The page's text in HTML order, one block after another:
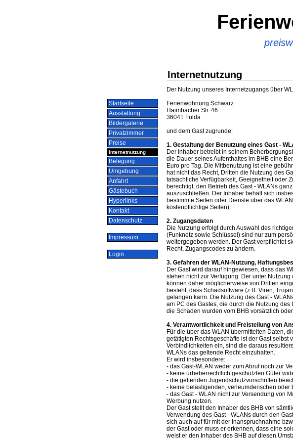
Startseite
Ausstattung
Bildergalerie
Privatzimmer
Preise
Internetnutzung
Belegung
Umgebung
Anfahrt
Gästebuch
Hyperlinks
Kontakt
Datenschutz
Impressum
Login
Internetnutzung
Der Nutzung unseres Internetzugangs über
Ferienwohnung Schwarz
Haimbacher Str. 46
36041 Fulda
und dem Gast zugrunde:
1. Gestaltung der Benutzung eines Gast -
Der Inhaber betreibt in seinem
die Dauer seines Aufenthaltes im BHB eine
Euro pro Tag. Die Mitbenutzung ist eine
hat nicht das Recht, Dritten die Nutzung des
tatsächliche Verfügbarkeit, Geeignetheit oder
berechtigt, den Betrieb des Gast - WLANs
auszuschließen. Der Inhaber behält sich
bestimmte Seiten oder Dienste über das
kostenpflichtige Seiten).
2. Zugangsdaten
Die Nutzung erfolgt durch Auswahl des
(Funknetz sowie Schlüssel) sind nur zum
weitergegeben werden. Der Gast verpflichtet
Recht, Zugangscodes zu ändern.
3. Gefahren der WLAN-Nutzung,
Der Gast wird darauf hingewiesen, dass das
stehen nicht zur Verfügung. Der unter
können daher möglicherweise von Dritten
besteht, dass Schadsoftware (z.B. Viren,
gelangen kann. Die Nutzung des Gast -
am PC des Gastes, die durch die Nutzung
die Schäden wurden vom BHB vorsätzlich
4. Verantwortlichkeit und Freistellung von
Für die über das WLAN übermittelten Daten,
getätigten Rechtsgeschäfte ist der Gast selbst
Verbindlichkeiten ein, sind die daraus
WLANs das geltende Recht einzuhalten.
Er wird insbesondere:
- das Gast-WLAN weder zum Abruf noch zur
- keine urheberrechtlich geschützten Güter
- die geltenden Jugendschutzvorschriften
- keine belästigenden, verleumderischen
- das Gast - WLAN nicht zur Versendung von
Werbung nutzen.
Der Gast stellt den Inhaber des BHB von
Verwendung des Gast - WLANs durch den
sich auch auf für mit der Inanspruchnahme
der Gast oder muss er erkennen, dass eine
weist er den Inhaber des BHB auf diesen